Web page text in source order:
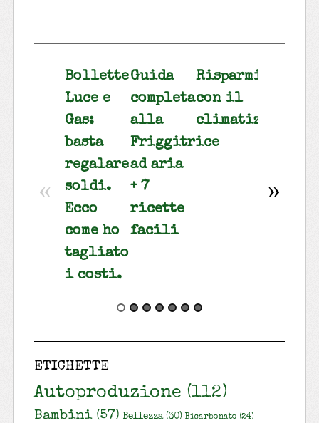
Bollette
Luce e
Gas:
basta
regalare
soldi.
Ecco
come ho
tagliato
i costi.
Guida
completa
alla
Friggitrice
ad aria
+ 7
ricette
facili
Risparmiare
con il
climatizzatore
le
« »
ETICHETTE
Autoproduzione (112)
Bambini(57) Bellezza(30) Bicarbonato (24)